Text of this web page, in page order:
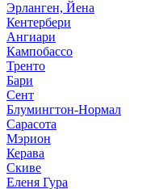
Эрланген, Йена
Кентербери
Ангиари
Кампобассо
Тренто
Бари
Сент
Блумингтон-Нормал
Сарасота
Мэрион
Керава
Скиве
Еленя Гура